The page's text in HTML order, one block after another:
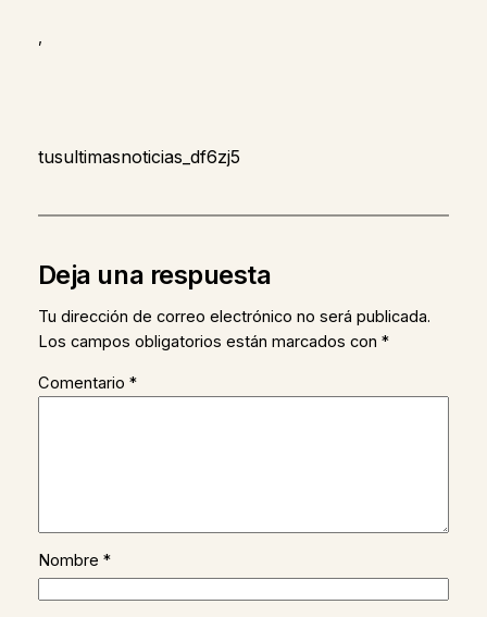
,
tusultimasnoticias_df6zj5
Deja una respuesta
Tu dirección de correo electrónico no será publicada.
Los campos obligatorios están marcados con *
Comentario *
Nombre *